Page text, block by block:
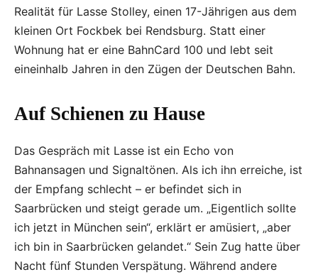
Realität für Lasse Stolley, einen 17-Jährigen aus dem
kleinen Ort Fockbek bei Rendsburg. Statt einer
Wohnung hat er eine BahnCard 100 und lebt seit
eineinhalb Jahren in den Zügen der Deutschen Bahn.
Auf Schienen zu Hause
Das Gespräch mit Lasse ist ein Echo von
Bahnansagen und Signaltönen. Als ich ihn erreiche, ist
der Empfang schlecht – er befindet sich in
Saarbrücken und steigt gerade um. „Eigentlich sollte
ich jetzt in München sein“, erklärt er amüsiert, „aber
ich bin in Saarbrücken gelandet.“ Sein Zug hatte über
Nacht fünf Stunden Verspätung. Während andere